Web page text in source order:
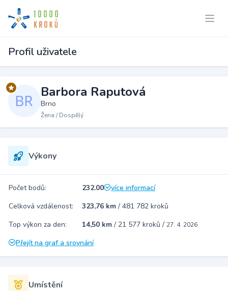
Profil uživatele
Barbora Raputová
Brno
Žena / Dospělý
Výkony
Počet bodů: 232.00
více informací
Celková vzdálenost:
323,76 km / 481 782 kroků
Top výkon za den:
14,50 km / 21 577 kroků / 27. 4. 2026
Přejít na graf a srovnání
Umístění